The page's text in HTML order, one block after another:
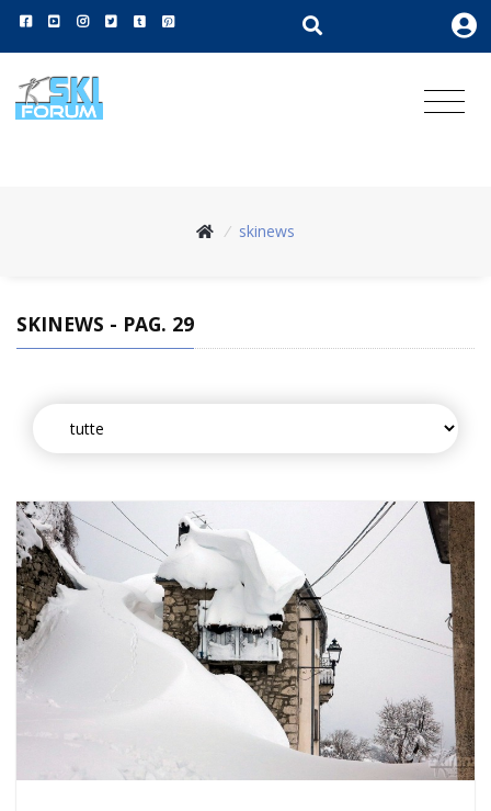
/ skinews
SKINEWS - PAG. 29